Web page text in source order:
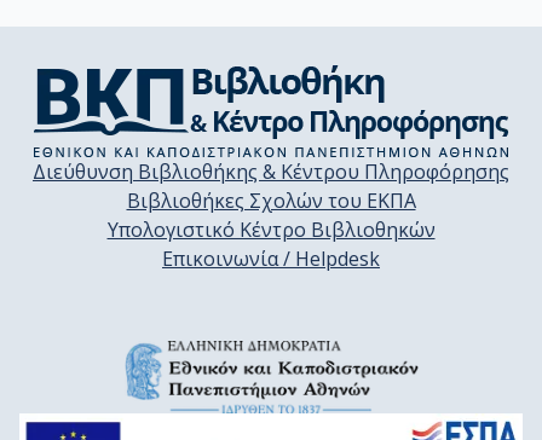
Διεύθυνση Βιβλιοθήκης & Κέντρου Πληροφόρησης
Βιβλιοθήκες Σχολών του ΕΚΠΑ
Υπολογιστικό Κέντρο Βιβλιοθηκών
Επικοινωνία / Helpdesk